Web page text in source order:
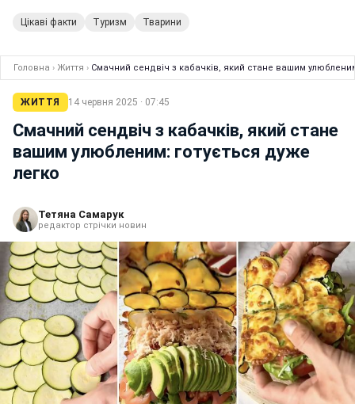
Цікаві факти Туризм Тварини
Головна › Життя › Смачний сендвіч з кабачків, який стане вашим
ЖИТТЯ 14 червня 2025 · 07:45
Смачний сендвіч з кабачків, який стане
вашим улюбленим: готується дуже
легко
Тетяна Самарук
редактор стрічки новин